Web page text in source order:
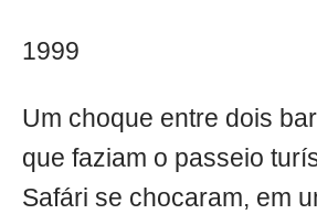
1999
Um choque entre dois
que faziam o passeio
Safári se chocaram, em